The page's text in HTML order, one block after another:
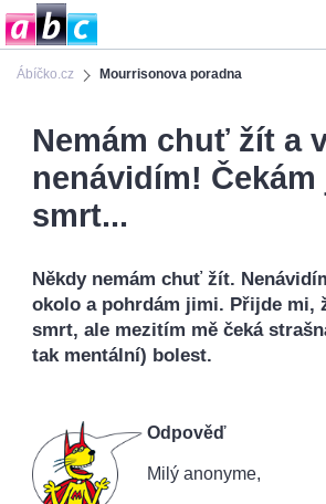
Ábíčko.cz Mourrisonova poradna
Nemám chuť žít a
nenávidím! Čekám
smrt...
Někdy nemám chuť žít.
okolo a pohrdám jimi. Přijde mi,
smrt, ale mezitím mě čeká
tak mentální) bolest.
Odpověď
Milý anonyme,